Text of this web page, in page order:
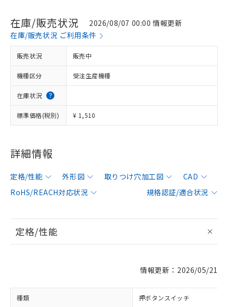
在庫/販売状況
2026/08/07 00:00 情報更新
在庫/販売状況 ご利用条件
販売状況 販売中
機種区分 受注生産機種
在庫状況
標準価格(税別) ¥ 1,510
詳細情報
定格/性能 外形図 取りつけ穴加工図
CAD
RoHS/REACH対応状況
規格認証/適合状況
定格/性能
情報更新：2026/05/21
種類 押ボタンスイッチ